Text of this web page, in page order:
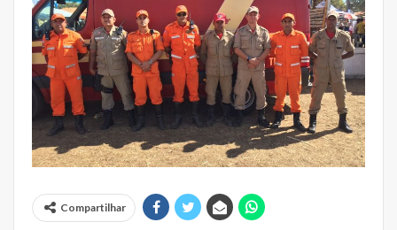
Compartilhar